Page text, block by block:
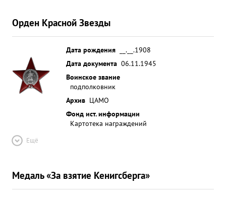
Орден Красной Звезды
Дата рождения
__.__.1908
Дата документа 06.11.1945
Воинское звание
подполковник
Архив ЦАМО
Фонд ист. информации
Картотека награждений
Ещё
Медаль «За взятие Кенигсберга»